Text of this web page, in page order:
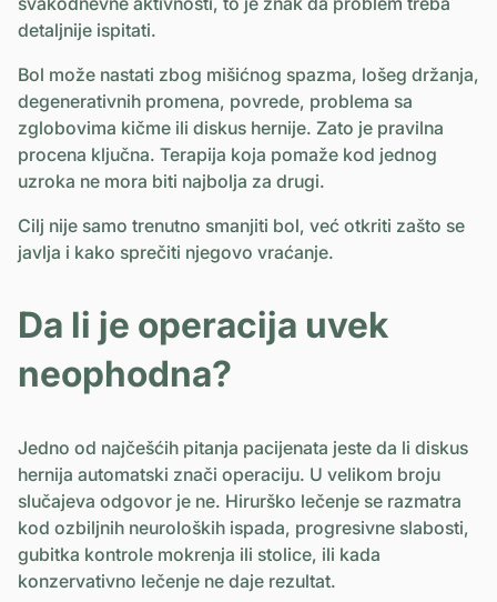
detaljnije ispitati.
Bol može nastati zbog mišićnog spazma, lošeg držanja,
degenerativnih promena, povrede, problema sa
zglobovima kičme ili diskus hernije. Zato je pravilna
procena ključna. Terapija koja pomaže kod jednog
uzroka ne mora biti najbolja za drugi.
Cilj nije samo trenutno smanjiti bol, već otkriti zašto se
javlja i kako sprečiti njegovo vraćanje.
Da li je operacija uvek
neophodna?
Jedno od najčešćih pitanja pacijenata jeste da li diskus
hernija automatski znači operaciju. U velikom broju
slučajeva odgovor je ne. Hirurško lečenje se razmatra
kod ozbiljnih neuroloških ispada, progresivne slabosti,
gubitka kontrole mokrenja ili stolice, ili kada
konzervativno lečenje ne daje rezultat.